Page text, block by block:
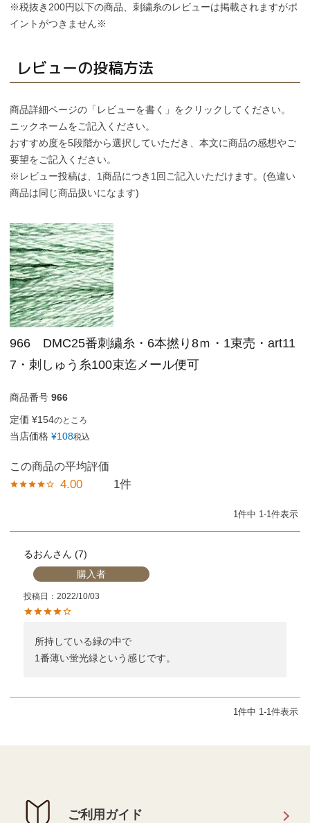
会員規約について
特定商取引法について
※税抜き200円以下の商品、刺繍糸のレビューは掲載されますがポ
イントがつきません※
レビューの投稿方法
商品詳細ページの「レビューを書く」をクリックしてください。
ニックネームをご記入ください。
おすすめ度を5段階から選択していただき、本文に商品の感想やご
要望をご記入ください。
※レビュー投稿は、1商品につき1回ご記入いただけます。(色違い
商品は同じ商品扱いになます)
966 DMC25番刺繍糸・6本撚り8ｍ・1束売・art11
7・刺しゅう糸100束迄メール便可
商品番号 966
定価 ¥154のところ
当店価格 ¥108税込
4.00 1
1 件中 1 -1 件表示
るおん
7
購入者
投稿日 2022/10/03
所持している緑の中で
1番薄い蛍光緑という感じです。
1件中 1-1件表示
ご利用ガイド